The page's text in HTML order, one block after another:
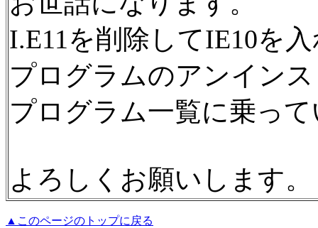
I.E11を削除してIE10を
プログラムのアンイン
プログラム一覧に乗っ
よろしくお願いします。
▲このページのトップに戻る